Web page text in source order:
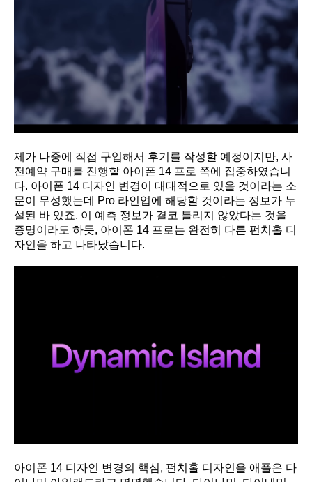
제가 나중에 직접 구입해서 후기를 작성할 예정이지만, 사
전예약 구매를 진행할 아이폰 14 프로 쪽에 집중하였습니
다. 아이폰 14 디자인 변경이 대대적으로 있을 것이라는 소
문이 무성했는데 Pro 라인업에 해당할 것이라는 정보가 누
설된 바 있죠. 이 예측 정보가 결코 틀리지 않았다는 것을
증명이라도 하듯, 아이폰 14 프로는 완전히 다른 펀치홀 디
자인을 하고 나타났습니다.
아이폰 14 디자인 변경의 핵심, 펀치홀 디자인을 애플은 다